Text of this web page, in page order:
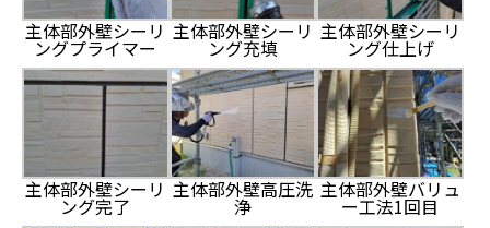
主体部外壁シーリ
ングプライマー
主体部外壁シーリ
ング充填
主体部外壁シーリ
ング仕上げ
主体部外壁シーリ
ング完了
主体部外壁高圧洗
浄
主体部外壁バリュ
ー工法1回目